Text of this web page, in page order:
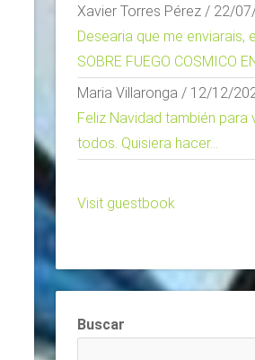
Xavier Torres Pérez / 22/
Desearia que me enviarais,
SOBRE FUEGO COSMICO
Maria Villaronga / 12/12/
Feliz Navidad también
todos. Quisiera hacer...
Visit guestbook
Buscar